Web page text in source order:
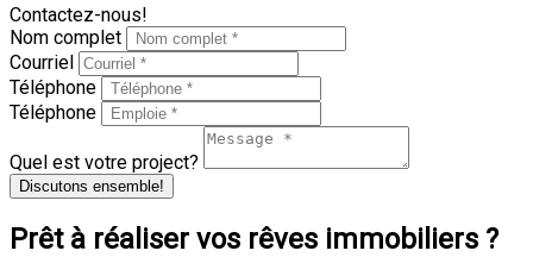
Contactez-nous!
Nom complet
Courriel
Téléphone
Téléphone
Quel est votre project?
Discutons ensemble!
Prêt à réaliser vos rêves immobiliers ?